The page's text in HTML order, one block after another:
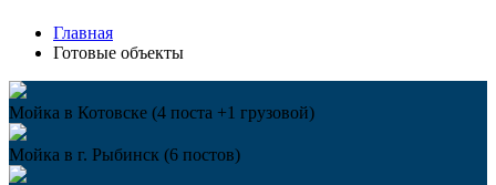
Главная
Готовые объекты
Мойка в Котовске (4 поста +1 грузовой)
Мойка в г. Рыбинск (6 постов)